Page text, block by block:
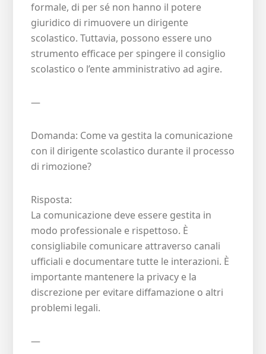
formale, di per sé non hanno il potere
giuridico di rimuovere un dirigente
scolastico. Tuttavia, possono essere uno
strumento efficace per spingere il consiglio
scolastico o l’ente amministrativo ad agire.
—
Domanda: Come va gestita la comunicazione
con il dirigente scolastico durante il processo
di rimozione?
Risposta:
La comunicazione deve essere gestita in
modo professionale e rispettoso. È
consigliabile comunicare attraverso canali
ufficiali e documentare tutte le interazioni. È
importante mantenere la privacy e la
discrezione per evitare diffamazione o altri
problemi legali.
—